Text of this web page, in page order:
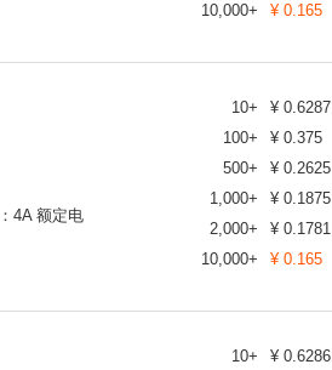
10,000+ ¥ 0.165
4A 额定电
10+ ¥ 0.6287
100+ ¥ 0.375
500+ ¥ 0.2625
1,000+ ¥ 0.1875
2,000+ ¥ 0.1781
10,000+ ¥ 0.165
10+ ¥ 0.6286